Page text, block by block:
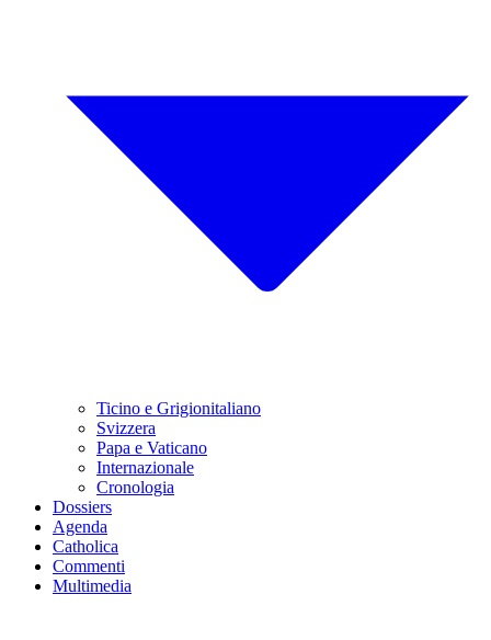
Ticino e Grigionitaliano
Svizzera
Papa e Vaticano
Internazionale
Cronologia
Dossiers
Agenda
Catholica
Commenti
Multimedia